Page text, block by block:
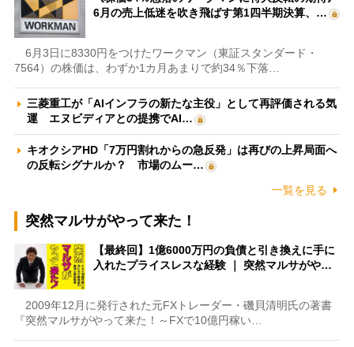
6月の売上低迷を吹き飛ばす第1四半期決算、…
6月3日に8330円をつけたワークマン（東証スタンダード・
7564）の株価は、わずか1カ月あまりで約34％下落…
三菱重工が「AIインフラの新たな主役」として再評価される気
運 エヌビディアとの提携でAI…
キオクシアHD「7万円割れからの急反発」は再びの上昇局面へ
の反転シグナルか？ 市場のムー…
一覧を見る
突然マルサがやって来た！
【最終回】1億6000万円の負債と引き換えに手に
入れたプライスレスな経験 ｜ 突然マルサがや…
2009年12月に発行された元FXトレーダー・磯貝清明氏の著書
『突然マルサがやって来た！～FXで10億円稼い…